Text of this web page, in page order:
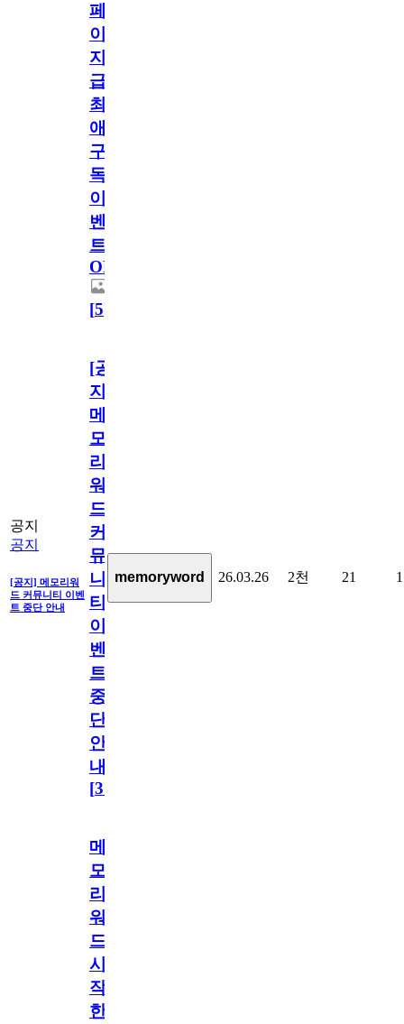
페
이
지
급!
최
애
구
독
이
벤
트
OPEN!
[5]
공지
공지
[공지] 메모리워
드 커뮤니티 이벤
트 중단 안내
[공
지]
메
모
리
워
드
커
뮤
니
티
이
벤
트
중
단
안
내
[31
memoryword 26.03.26 2천 21 1
메
모
리
워
드
시
작
한